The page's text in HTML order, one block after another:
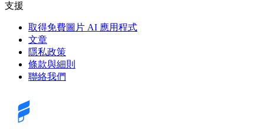
支援
取得免費圖片 AI 應用程式
文章
隱私政策
條款與細則
聯絡我們